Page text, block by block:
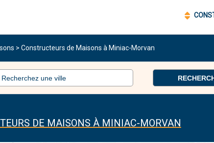
> Constructeurs de Maisons à Miniac-Morvan
DE MAISONS À MINIAC-MORVAN